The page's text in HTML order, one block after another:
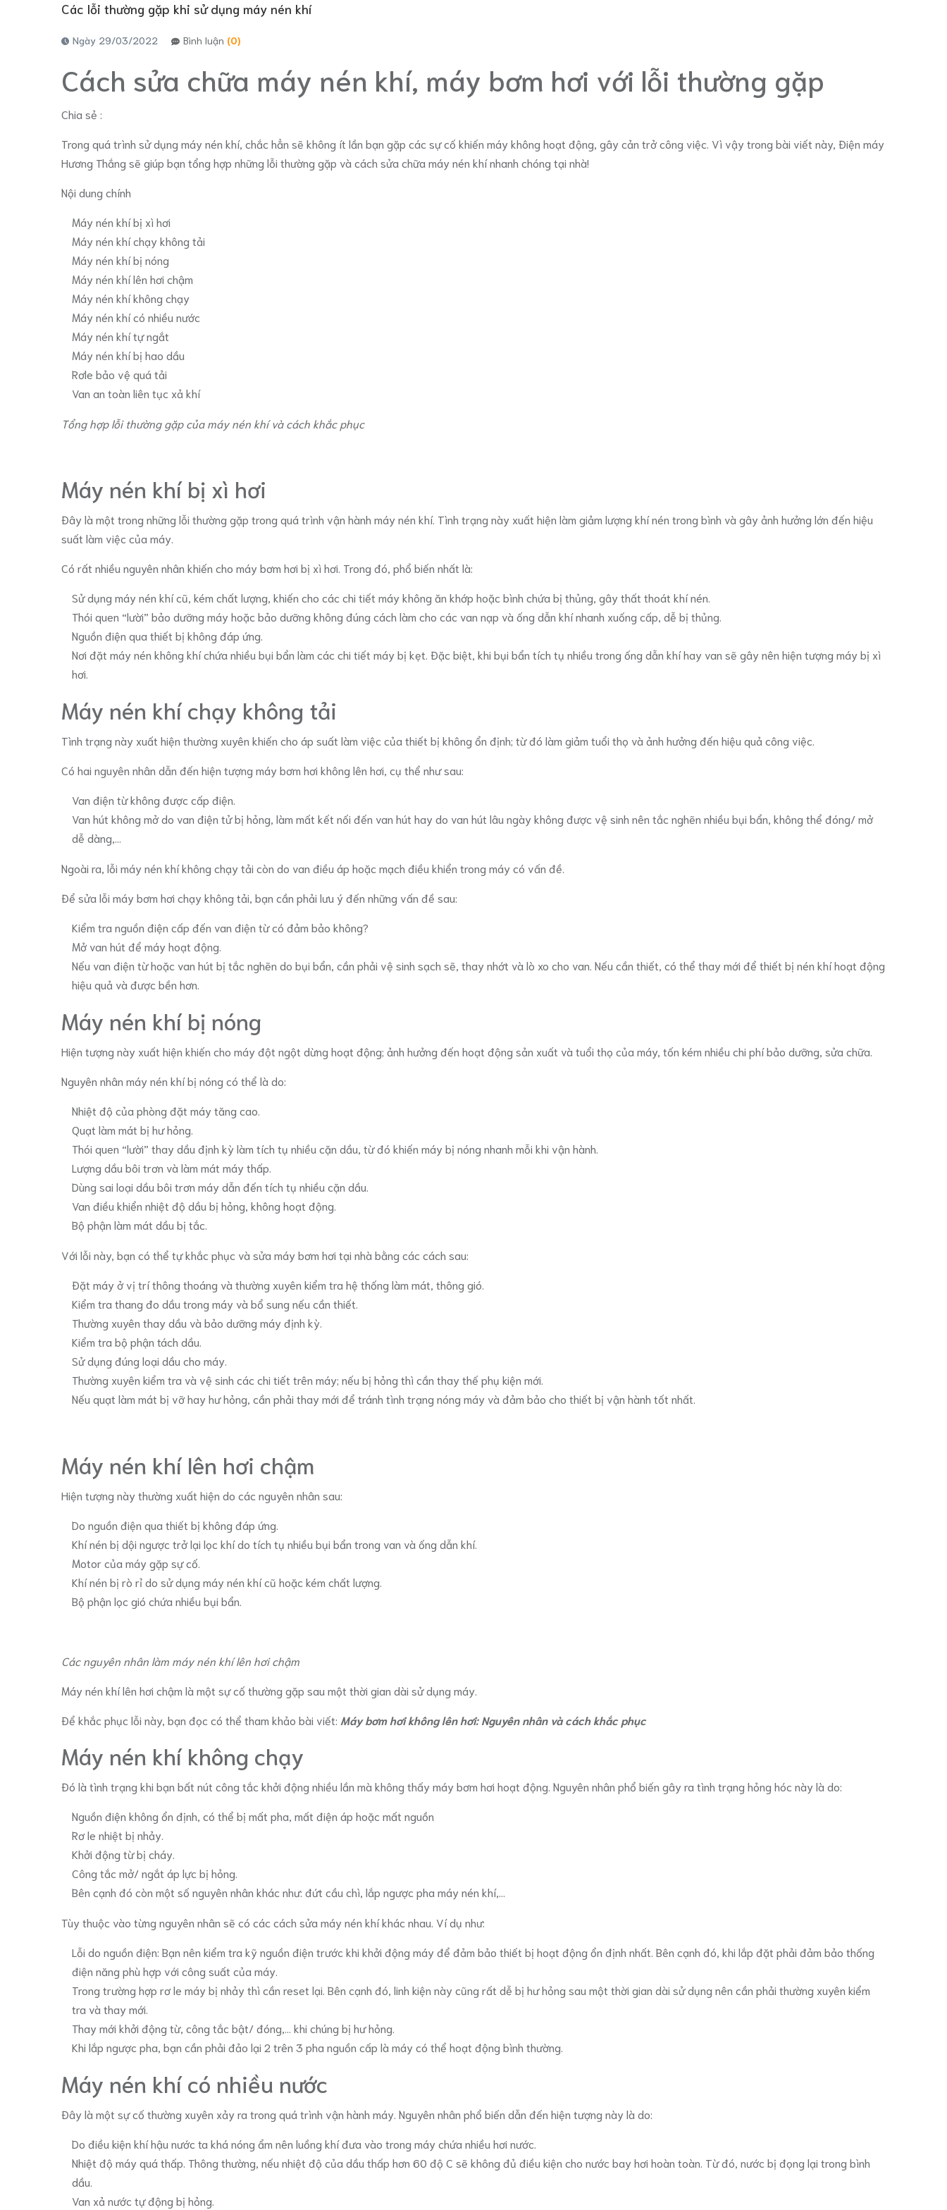
Các lỗi thường gặp khi sử dụng máy nén khí
Ngày 29/03/2022 Bình luận (0)
Cách sửa chữa máy nén khí, máy bơm hơi với lỗi thường gặp
Chia sẻ :
Trong quá trình sử dụng máy nén khí, chắc hẳn sẽ không ít lần bạn gặp các sự cố khiến máy không hoạt động, gây cản trở công việc. Vì vậy trong bài viết này, Điện máy
Hương Thắng sẽ giúp bạn tổng hợp những lỗi thường gặp và cách sửa chữa máy nén khí nhanh chóng tại nhà!
Nội dung chính
Máy nén khí bị xì hơi
Máy nén khí chạy không tải
Máy nén khí bị nóng
Máy nén khí lên hơi chậm
Máy nén khí không chạy
Máy nén khí có nhiều nước
Máy nén khí tự ngắt
Máy nén khí bị hao dầu
Rơle bảo vệ quá tải
Van an toàn liên tục xả khí
Tổng hợp lỗi thường gặp của máy nén khí và cách khắc phục
Máy nén khí bị xì hơi
Đây là một trong những lỗi thường gặp trong quá trình vận hành máy nén khí. Tình trạng này xuất hiện làm giảm lượng khí nén trong bình và gây ảnh hưởng lớn đến hiệu
suất làm việc của máy.
Có rất nhiều nguyên nhân khiến cho máy bơm hơi bị xì hơi. Trong đó, phổ biến nhất là:
Sử dụng máy nén khí cũ, kém chất lượng, khiến cho các chi tiết máy không ăn khớp hoặc bình chứa bị thủng, gây thất thoát khí nén.
Thói quen “lười” bảo dưỡng máy hoặc bảo dưỡng không đúng cách làm cho các van nạp và ống dẫn khí nhanh xuống cấp, dễ bị thủng.
Nguồn điện qua thiết bị không đáp ứng.
Nơi đặt máy nén không khí chứa nhiều bụi bẩn làm các chi tiết máy bị kẹt. Đặc biệt, khi bụi bẩn tích tụ nhiều trong ống dẫn khí hay van sẽ gây nên hiện tượng máy bị xì
hơi.
Máy nén khí chạy không tải
Tình trạng này xuất hiện thường xuyên khiến cho áp suất làm việc của thiết bị không ổn định; từ đó làm giảm tuổi thọ và ảnh hưởng đến hiệu quả công việc.
Có hai nguyên nhân dẫn đến hiện tượng máy bơm hơi không lên hơi, cụ thể như sau:
Van điện từ không được cấp điện.
Van hút không mở do van điện tử bị hỏng, làm mất kết nối đến van hút hay do van hút lâu ngày không được vệ sinh nên tắc nghẽn nhiều bụi bẩn, không thể đóng/ mở
dễ dàng,...
Ngoài ra, lỗi máy nén khí không chạy tải còn do van điều áp hoặc mạch điều khiển trong máy có vấn đề.
Để sửa lỗi máy bơm hơi chạy không tải, bạn cần phải lưu ý đến những vấn đề sau:
Kiểm tra nguồn điện cấp đến van điện từ có đảm bảo không?
Mở van hút để máy hoạt động.
Nếu van điện từ hoặc van hút bị tắc nghẽn do bụi bẩn, cần phải vệ sinh sạch sẽ, thay nhớt và lò xo cho van. Nếu cần thiết, có thể thay mới để thiết bị nén khí hoạt động
hiệu quả và được bền hơn.
Máy nén khí bị nóng
Hiện tượng này xuất hiện khiến cho máy đột ngột dừng hoạt động; ảnh hưởng đến hoạt động sản xuất và tuổi thọ của máy, tốn kém nhiều chi phí bảo dưỡng, sửa chữa.
Nguyên nhân máy nén khí bị nóng có thể là do:
Nhiệt độ của phòng đặt máy tăng cao.
Quạt làm mát bị hư hỏng.
Thói quen “lười” thay dầu định kỳ làm tích tụ nhiều cặn dầu, từ đó khiến máy bị nóng nhanh mỗi khi vận hành.
Lượng dầu bôi trơn và làm mát máy thấp.
Dùng sai loại dầu bôi trơn máy dẫn đến tích tụ nhiều cặn dầu.
Van điều khiển nhiệt độ dầu bị hỏng, không hoạt động.
Bộ phận làm mát dầu bị tắc.
Với lỗi này, bạn có thể tự khắc phục và sửa máy bơm hơi tại nhà bằng các cách sau:
Đặt máy ở vị trí thông thoáng và thường xuyên kiểm tra hệ thống làm mát, thông gió.
Kiểm tra thang đo dầu trong máy và bổ sung nếu cần thiết.
Thường xuyên thay dầu và bảo dưỡng máy định kỳ.
Kiểm tra bộ phận tách dầu.
Sử dụng đúng loại dầu cho máy.
Thường xuyên kiểm tra và vệ sinh các chi tiết trên máy; nếu bị hỏng thì cần thay thế phụ kiện mới.
Nếu quạt làm mát bị vỡ hay hư hỏng, cần phải thay mới để tránh tình trạng nóng máy và đảm bảo cho thiết bị vận hành tốt nhất.
Máy nén khí lên hơi chậm
Hiện tượng này thường xuất hiện do các nguyên nhân sau:
Do nguồn điện qua thiết bị không đáp ứng.
Khí nén bị dội ngược trở lại lọc khí do tích tụ nhiều bụi bẩn trong van và ống dẫn khí.
Motor của máy gặp sự cố.
Khí nén bị rò rỉ do sử dụng máy nén khí cũ hoặc kém chất lượng.
Bộ phận lọc gió chứa nhiều bụi bẩn.
Các nguyên nhân làm máy nén khí lên hơi chậm
Máy nén khí lên hơi chậm là một sự cố thường gặp sau một thời gian dài sử dụng máy.
Để khắc phục lỗi này, bạn đọc có thể tham khảo bài viết: Máy bơm hơi không lên hơi: Nguyên nhân và cách khắc phục
Máy nén khí không chạy
Đó là tình trạng khi bạn bất nút công tắc khởi động nhiều lần mà không thấy máy bơm hơi hoạt động. Nguyên nhân phổ biến gây ra tình trạng hỏng hóc này là do:
Nguồn điện không ổn định, có thể bị mất pha, mất điện áp hoặc mất nguồn
Rơ le nhiệt bị nhảy.
Khởi động từ bị cháy.
Công tắc mở/ ngắt áp lực bị hỏng.
Bên cạnh đó còn một số nguyên nhân khác như: đứt cầu chì, lắp ngược pha máy nén khí,...
Tùy thuộc vào từng nguyên nhân sẽ có các cách sửa máy nén khí khác nhau. Ví dụ như:
Lỗi do nguồn điện: Bạn nên kiểm tra kỹ nguồn điện trước khi khởi động máy để đảm bảo thiết bị hoạt động ổn định nhất. Bên cạnh đó, khi lắp đặt phải đảm bảo thống
điện năng phù hợp với công suất của máy.
Trong trường hợp rơ le máy bị nhảy thì cần reset lại. Bên cạnh đó, linh kiện này cũng rất dễ bị hư hỏng sau một thời gian dài sử dụng nên cần phải thường xuyên kiểm
tra và thay mới.
Thay mới khởi động từ, công tắc bật/ đóng,... khi chúng bị hư hỏng.
Khi lắp ngược pha, bạn cần phải đảo lại 2 trên 3 pha nguồn cấp là máy có thể hoạt động bình thường.
Máy nén khí có nhiều nước
Đây là một sự cố thường xuyên xảy ra trong quá trình vận hành máy. Nguyên nhân phổ biến dẫn đến hiện tượng này là do:
Do điều kiện khí hậu nước ta khá nóng ẩm nên luồng khí đưa vào trong máy chứa nhiều hơi nước.
Nhiệt độ máy quá thấp. Thông thường, nếu nhiệt độ của dầu thấp hơn 60 độ C sẽ không đủ điều kiện cho nước bay hơi hoàn toàn. Từ đó, nước bị đọng lại trong bình
dầu.
Van xả nước tự động bị hỏng.